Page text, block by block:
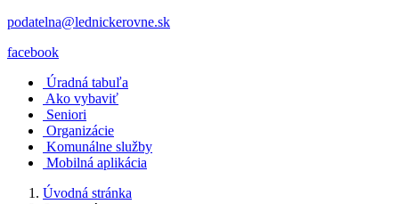
podatelna@lednickerovne.sk
facebook
Úradná tabuľa
Ako vybaviť
Seniori
Organizácie
Komunálne služby
Mobilná aplikácia
Úvodná stránka